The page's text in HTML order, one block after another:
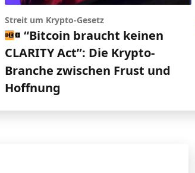
Streit um Krypto-Gesetz
“Bitcoin braucht keinen
CLARITY Act”: Die Krypto-
Branche zwischen Frust und
Hoffnung